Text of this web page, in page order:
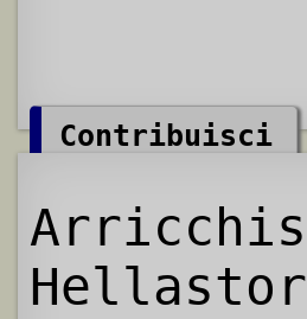
Contribuisci